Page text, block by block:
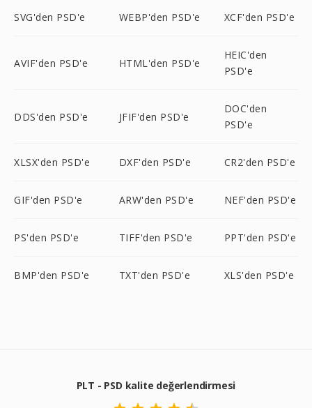
SVG'den PSD'e WEBP'den PSD'e XCF'den PSD'e
AVIF'den PSD'e HTML'den PSD'e
HEIC'den
PSD'e
DDS'den PSD'e JFIF'den PSD'e
DOC'den
PSD'e
XLSX'den PSD'e DXF'den PSD'e CR2'den PSD'e
GIF'den PSD'e ARW'den PSD'e NEF'den PSD'e
PS'den PSD'e TIFF'den PSD'e PPT'den PSD'e
BMP'den PSD'e TXT'den PSD'e XLS'den PSD'e
PLT - PSD kalite değerlendirmesi